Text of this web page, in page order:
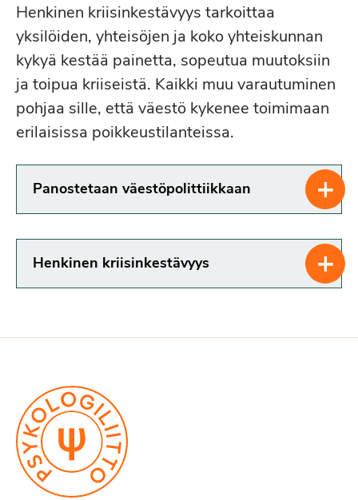
hoitotakuuntäyttyminen perustuu
suunnitelmalliseen ja arvioiduntarpeen
mukaiseen hoitoon.
Henkinen kriisinkestävyys tarkoittaa
yksilöiden, yhteisöjen ja koko yhteiskunnan
kykyä kestää painetta, sopeutua muutoksiin
ja toipua kriiseistä. Kaikki muu varautuminen
pohjaa sille, että väestö kykenee toimimaan
erilaisissa poikkeustilanteissa.
Panostetaan väestöpolittiikkaan +
Henkinen kriisinkestävyys +